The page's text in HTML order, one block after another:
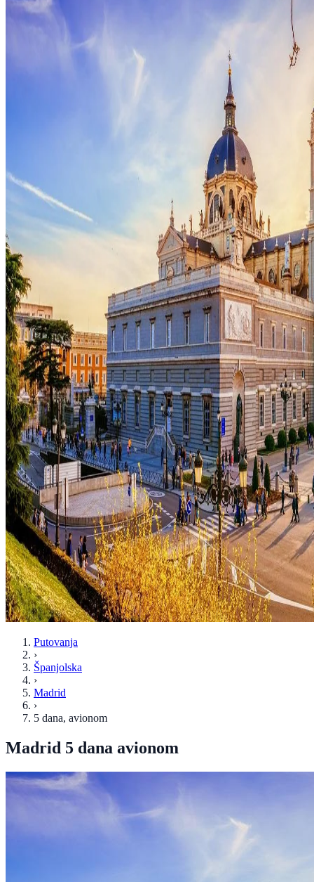
Putovanja
›
Španjolska
›
Madrid
›
5 dana, avionom
Madrid 5 dana avionom